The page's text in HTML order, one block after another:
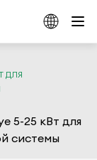
ДЛЯ
5-25 кВт для
системы